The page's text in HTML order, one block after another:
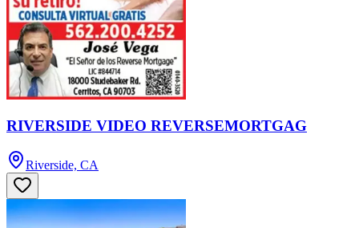
RIVERSIDE VIDEO REVERSEMORTGAG
Riverside, CA